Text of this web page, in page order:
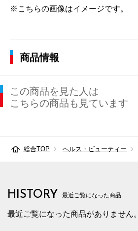
※こちらの画像はイメージです。
商品情報
この商品を見た人は
こちらの商品も見ています
総合TOP ヘルス・ビューティー
HISTORY 最近ご覧になった商品
最近ご覧になった商品がありません。